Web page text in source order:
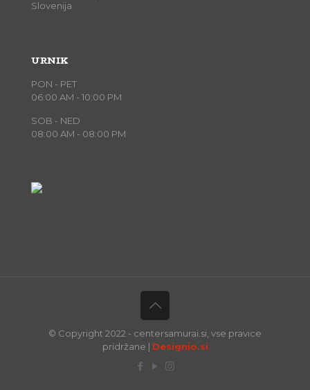
Slovenija
URNIK
PON - PET
06:00 AM - 10:00 PM
SOB - NED
08:00 AM - 08:00 PM
© Copyright 2022 - centersamurai.si, vse pravice
pridržane | Designio.si